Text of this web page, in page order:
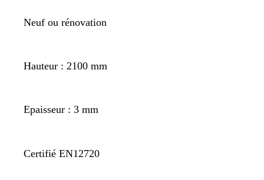
Neuf ou rénovation
Hauteur : 2100 mm
Epaisseur : 3 mm
Certifié EN12720